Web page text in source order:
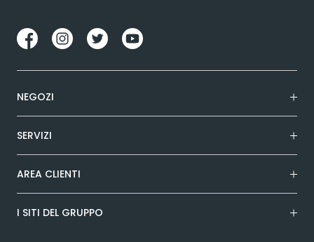
NEGOZI
SERVIZI
AREA CLIENTI
I SITI DEL GRUPPO